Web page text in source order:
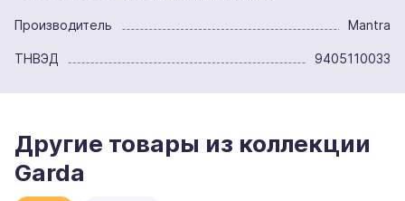
Производитель Mantra
ТНВЭД 9405110033
Другие товары из коллекции
Garda